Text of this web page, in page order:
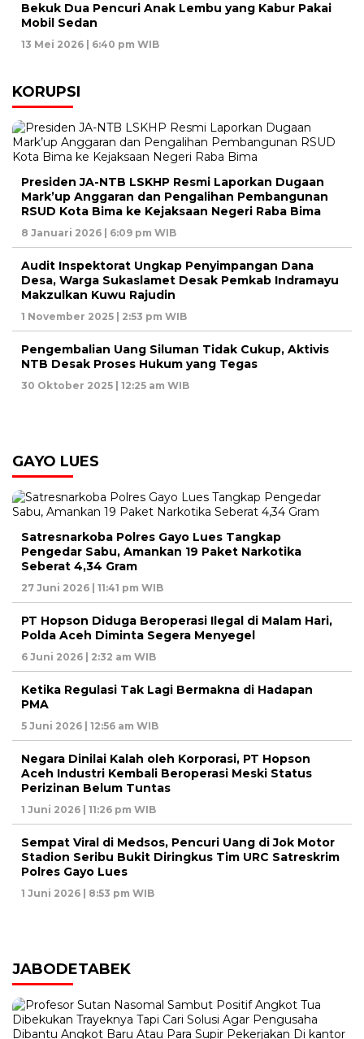
Bekuk Dua Pencuri Anak Lembu yang Kabur Pakai
Mobil Sedan
13 Mei 2026 | 6:40 pm WIB
KORUPSI
Presiden JA-NTB LSKHP Resmi Laporkan Dugaan
Mark’up Anggaran dan Pengalihan Pembangunan
RSUD Kota Bima ke Kejaksaan Negeri Raba Bima
8 Januari 2026 | 6:09 pm WIB
Audit Inspektorat Ungkap Penyimpangan Dana
Desa, Warga Sukaslamet Desak Pemkab Indramayu
Makzulkan Kuwu Rajudin
1 November 2025 | 2:53 pm WIB
Pengembalian Uang Siluman Tidak Cukup, Aktivis
NTB Desak Proses Hukum yang Tegas
30 Oktober 2025 | 12:25 am WIB
GAYO LUES
Satresnarkoba Polres Gayo Lues Tangkap
Pengedar Sabu, Amankan 19 Paket Narkotika
Seberat 4,34 Gram
27 Juni 2026 | 11:41 pm WIB
PT Hopson Diduga Beroperasi Ilegal di Malam Hari,
Polda Aceh Diminta Segera Menyegel
6 Juni 2026 | 2:32 am WIB
Ketika Regulasi Tak Lagi Bermakna di Hadapan
PMA
5 Juni 2026 | 12:56 am WIB
Negara Dinilai Kalah oleh Korporasi, PT Hopson
Aceh Industri Kembali Beroperasi Meski Status
Perizinan Belum Tuntas
1 Juni 2026 | 11:26 pm WIB
Sempat Viral di Medsos, Pencuri Uang di Jok Motor
Stadion Seribu Bukit Diringkus Tim URC Satreskrim
Polres Gayo Lues
1 Juni 2026 | 8:53 pm WIB
JABODETABEK